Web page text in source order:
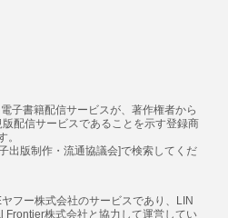
子書籍配信サービスが、著作権者から
配信サービスであることを示す登録商
。
出版制作・流通協議会]で検索してくだ
フー株式会社のサービスであり、LIN
Frontier株式会社と協力して運営してい